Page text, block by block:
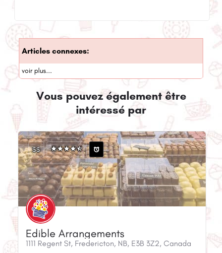
Articles connexes:
voir plus...
Vous pouvez également être
intéressé par
Edible Arrangements
1111 Regent St, Fredericton, NB, E3B 3Z2, Canada
$$